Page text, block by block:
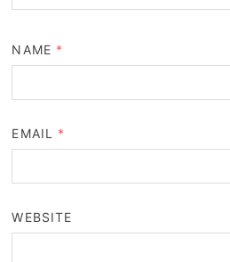
NAME *
EMAIL *
WEBSITE